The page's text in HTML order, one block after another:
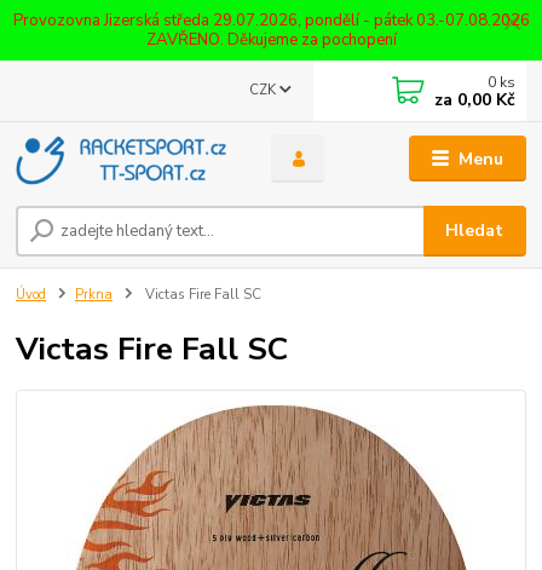
Provozovna Jizerská středa 29.07.2026, pondělí - pátek 03.-07.08.2026
ZAVŘENO. Děkujeme za pochopení
Menu
CZK
Hledat
0 ks
za 0,00 Kč
Úvod Prkna Victas Fire Fall SC
Victas Fire Fall SC